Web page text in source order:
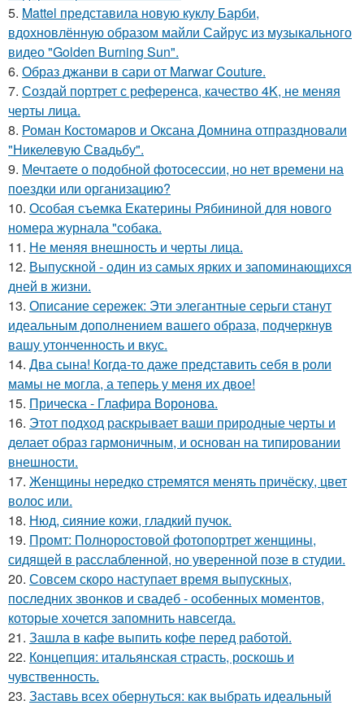
5. Mattel представила новую куклу Барби,
вдохновлённую образом майли Сайрус из музыкального
видео "Golden Burning Sun".
6. Образ джанви в сари от Marwar Couture.
7. Создай портрет с референса, качество 4K, не меняя
черты лица.
8. Роман Костомаров и Оксана Домнина отпраздновали
"Никелевую Свадьбу".
9. Мечтаете о подобной фотосессии, но нет времени на
поездки или организацию?
10. Особая съемка Екатерины Рябининой для нового
номера журнала "собака.
11. Не меняя внешность и черты лица.
12. Выпускной - один из самых ярких и запоминающихся
дней в жизни.
13. Описание сережек: Эти элегантные серьги станут
идеальным дополнением вашего образа, подчеркнув
вашу утонченность и вкус.
14. Два сына! Когда-то даже представить себя в роли
мамы не могла, а теперь у меня их двое!
15. Прическа - Глафира Воронова.
16. Этот подход раскрывает ваши природные черты и
делает образ гармоничным, и основан на типировании
внешности.
17. Женщины нередко стремятся менять причёску, цвет
волос или.
18. Нюд, сияние кожи, гладкий пучок.
19. Промт: Полноростовой фотопортрет женщины,
сидящей в расслабленной, но уверенной позе в студии.
20. Совсем скоро наступает время выпускных,
последних звонков и свадеб - особенных моментов,
которые хочется запомнить навсегда.
21. Зашла в кафе выпить кофе перед работой.
22. Концепция: итальянская страсть, роскошь и
чувственность.
23. Заставь всех обернуться: как выбрать идеальный